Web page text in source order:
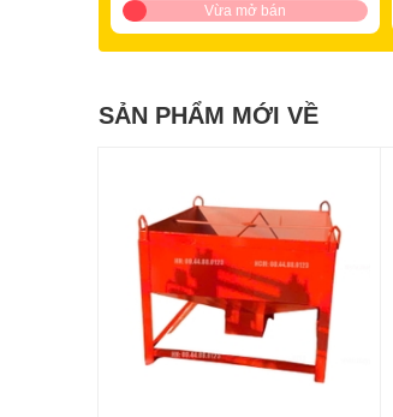
Vừa mở bán
SẢN PHẨM MỚI VỀ